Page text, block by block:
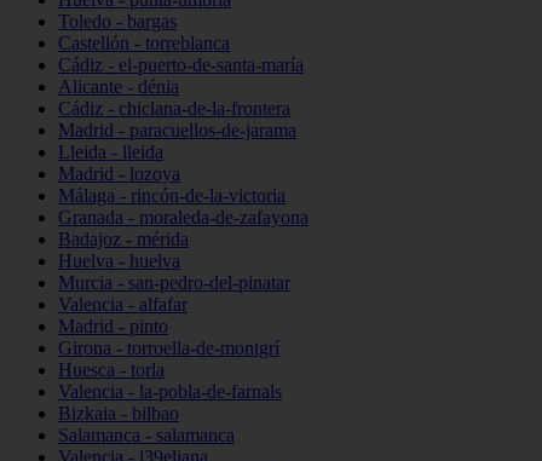
Toledo - bargas
Castellón - torreblanca
Cádiz - el-puerto-de-santa-maría
Alicante - dénia
Cádiz - chiclana-de-la-frontera
Madrid - paracuellos-de-jarama
Lleida - lleida
Madrid - lozoya
Málaga - rincón-de-la-victoria
Granada - moraleda-de-zafayona
Badajoz - mérida
Huelva - huelva
Murcia - san-pedro-del-pinatar
Valencia - alfafar
Madrid - pinto
Girona - torroella-de-montgrí
Huesca - torla
Valencia - la-pobla-de-farnals
Bizkaia - bilbao
Salamanca - salamanca
Valencia - l39eliana